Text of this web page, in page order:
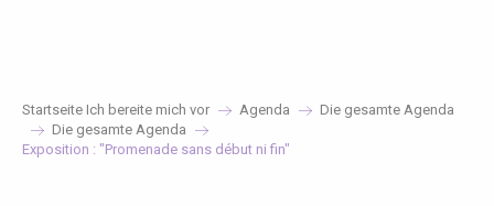
Startseite Ich bereite mich vor Agenda
Die gesamte Agenda
Die gesamte Agenda
Exposition : "Promenade sans début ni fin"